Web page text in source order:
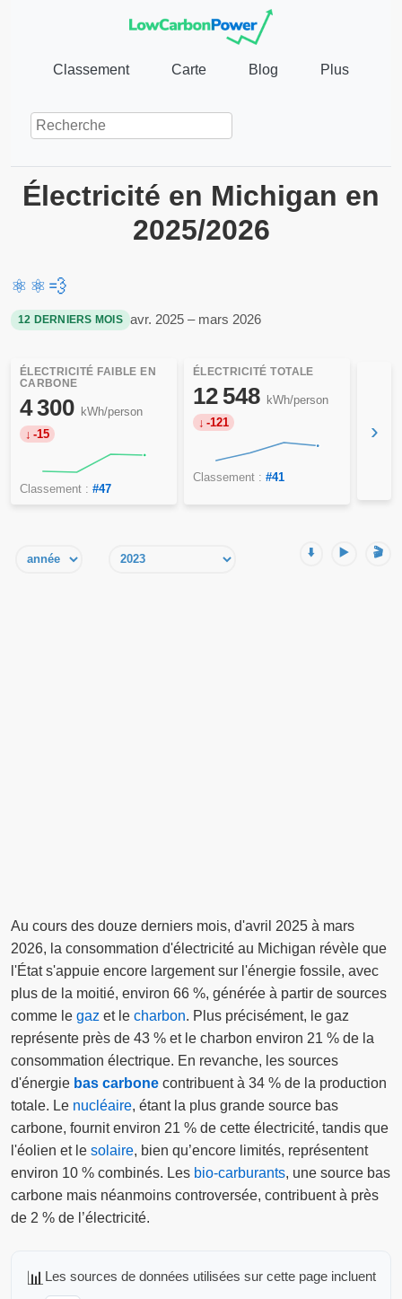
Classement Carte Blog Plus
Électricité en Michigan en
2025/2026
⚛️ ⚛️ 💨
12 DERNIERS MOIS avr. 2025 – mars 2026
ÉLECTRICITÉ FAIBLE EN
CARBONE
4 300 kWh/person
-15
Classement : #47
ÉLECTRICITÉ TOTALE
12 548 kWh/person
-121
Classement : #41
›
⬇️ ▶️ 🎬
Au cours des douze derniers mois, d'avril 2025 à mars
2026, la consommation d'électricité au Michigan révèle que
l'État s'appuie encore largement sur l'énergie fossile, avec
plus de la moitié, environ 66 %, générée à partir de sources
comme le gaz et le charbon. Plus précisément, le gaz
représente près de 43 % et le charbon environ 21 % de la
consommation électrique. En revanche, les sources
d'énergie bas carbone contribuent à 34 % de la production
totale. Le nucléaire, étant la plus grande source bas
carbone, fournit environ 21 % de cette électricité, tandis que
l'éolien et le solaire, bien qu’encore limités, représentent
environ 10 % combinés. Les bio-carburants, une source bas
carbone mais néanmoins controversée, contribuent à près
de 2 % de l’électricité.
📊 Les sources de données utilisées sur cette page incluent